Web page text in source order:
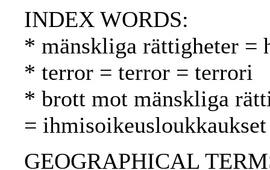
INDEX WORDS:
* mänskliga rättigheter =
* terror = terror = terrori
* brott mot mänskliga
= ihmisoikeusloukkaukset
GEOGRAPHICAL